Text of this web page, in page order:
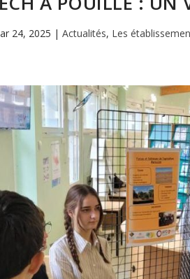
24, 2025 | Actualités, Les